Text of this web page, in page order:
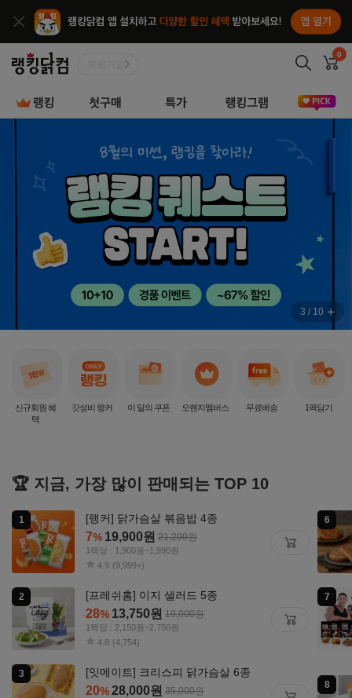
앱열기
종료
랭킹닭컴 장
0
랭킹 첫구매 특가 10+10 앰버
3 / 10
이
신규회원 혜
택
갓성비 랭커 이 달의 쿠폰 오렌지멤버스 무료배송 1팩담기
🏆 지금, 가장 많이 판매되는 TOP 10
[랭커] 닭가슴살 볶음밥 4종
7% 19,900원 21,200원
1팩당 : 1,900원~1,990원
4.9 (9,999+)
[프레쉬홈] 이지 샐러드 5종
28% 13,750원 19,000원
1팩당 : 2,150원~2,750원
4.8 (4,754)
[잇메이트] 크리스피 닭가슴살 6종
20%28,000원 35,000원